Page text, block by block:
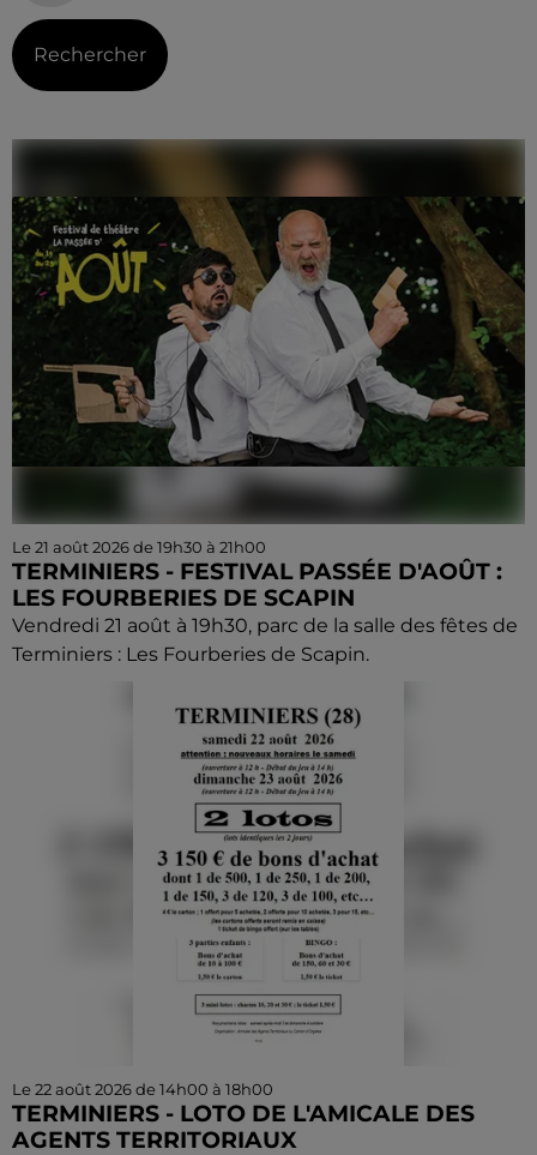
Rechercher
Le 21 août 2026 de 19h30 à 21h00
TERMINIERS - FESTIVAL PASSÉE D'AOÛT :
LES FOURBERIES DE SCAPIN
Vendredi 21 août à 19h30, parc de la salle des fêtes de
Terminiers : Les Fourberies de Scapin.
Le 22 août 2026 de 14h00 à 18h00
TERMINIERS - LOTO DE L'AMICALE DES
AGENTS TERRITORIAUX